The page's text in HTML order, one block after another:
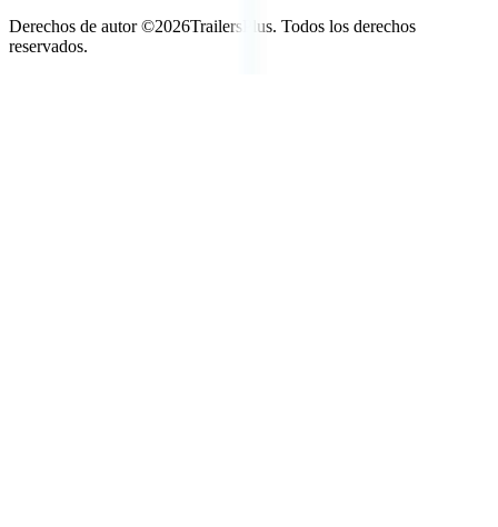
Derechos de autor ©2026TrailersPlus. Todos los derechos
reservados.